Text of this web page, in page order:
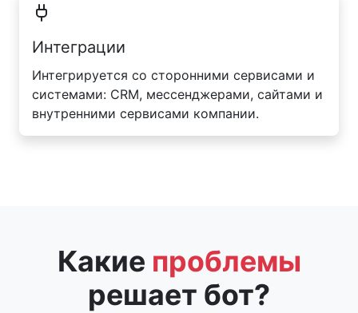
Интеграции
Интегрируется со сторонними сервисами и
системами: CRM, мессенджерами, сайтами и
внутренними сервисами компании.
Какие проблемы
решает бот?